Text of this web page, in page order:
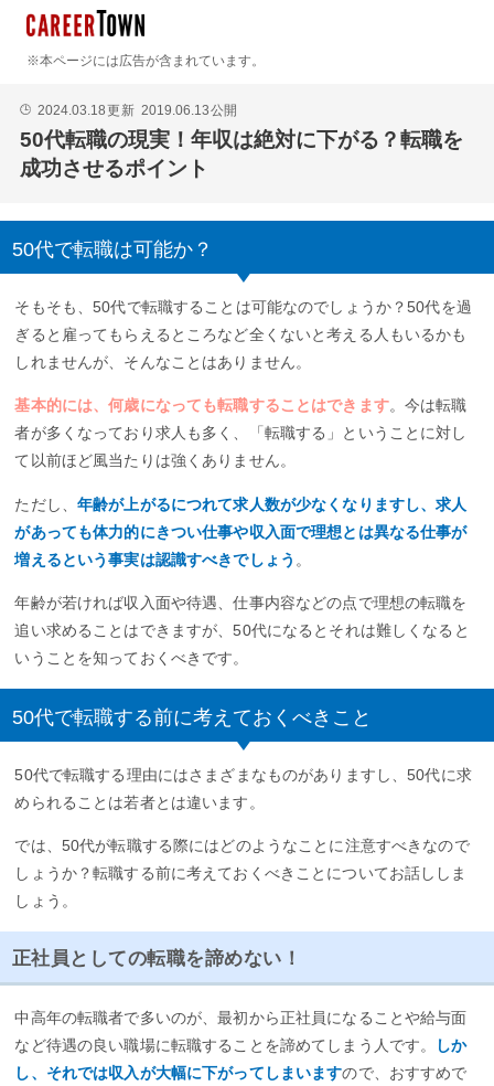
※本ページには広告が含まれています。
🕒 2024.03.18更新 2019.06.13公開
50代転職の現実！年収は絶対に下がる？転職を
成功させるポイント
50代で転職は可能か？
そもそも、50代で転職することは可能なのでしょうか？50代を過
ぎると雇ってもらえるところなど全くないと考える人もいるかも
しれませんが、そんなことはありません。
基本的には、何歳になっても転職することはできます。今は転職
者が多くなっており求人も多く、「転職する」ということに対し
て以前ほど風当たりは強くありません。
ただし、年齢が上がるにつれて求人数が少なくなりますし、求人
があっても体力的にきつい仕事や収入面で理想とは異なる仕事が
増えるという事実は認識すべきでしょう 。
年齢が若ければ収入面や待遇、仕事内容などの点で理想の転職を
追い求めることはできますが、50代になるとそれは難しくなると
いうことを知っておくべきです。
50代で転職する前に考えておくべきこと
50代で転職する理由にはさまざまなものがありますし、50代に求
められることは若者とは違います。
では、50代が転職する際にはどのようなことに注意すべきなので
しょうか？転職する前に考えておくべきことについてお話ししま
しょう。
正社員としての転職を諦めない！
中高年の転職者で多いのが、最初から正社員になることや給与面
など待遇の良い職場に転職することを諦めてしまう人です。
しか
し、それでは収入が大幅に下がってしまいますので、おすすめで